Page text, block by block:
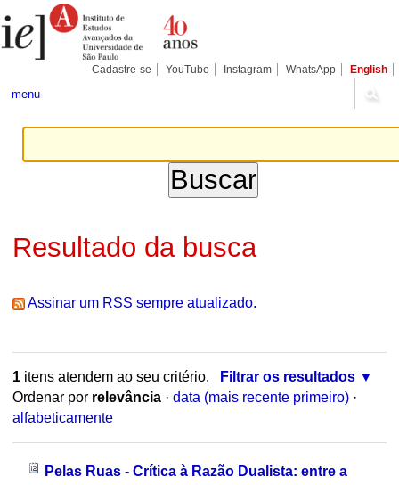
para
conteúdo.
Pessoais
Cadastre-se YouTube Instagram WhatsApp English
menu
Resultado da busca
Assinar um RSS sempre atualizado.
1itens atendem ao seu critério.
Filtrar os resultados
Ordenar por relevância · data (mais recente primeiro) ·
alfabeticamente
Pelas Ruas - Crítica à Razão Dualista: entre a